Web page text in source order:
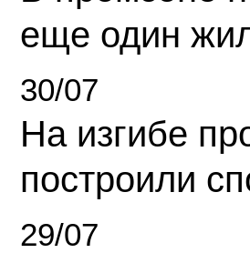
еще один
30/07
На изгибе
построили
29/07